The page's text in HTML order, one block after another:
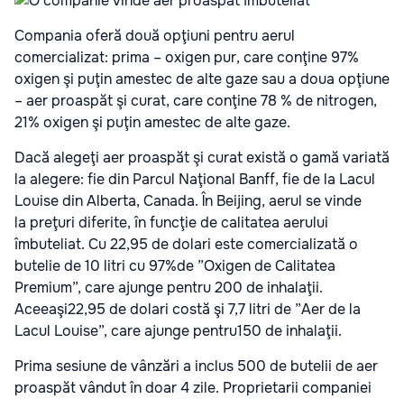
Compania oferă două opţiuni pentru aerul
comercializat: prima – oxigen pur, care conţine 97%
oxigen şi puţin amestec de alte gaze sau a doua opţiune
– aer proaspăt şi curat, care conţine 78 % de nitrogen,
21% oxigen şi puţin amestec de alte gaze.
Dacă alegeţi aer proaspăt şi curat există o gamă variată
la alegere: fie din Parcul Naţional Banff, fie de la Lacul
Louise din Alberta, Canada. În Beijing, aerul se vinde
la preţuri diferite, în funcţie de calitatea aerului
îmbuteliat. Cu 22,95 de dolari este comercializată o
butelie de 10 litri cu 97%de ”Oxigen de Calitatea
Premium”, care ajunge pentru 200 de inhalaţii.
Aceeaşi22,95 de dolari costă şi 7,7 litri de ”Aer de la
Lacul Louise”, care ajunge pentru150 de inhalaţii.
Prima sesiune de vânzări a inclus 500 de butelii de aer
proaspăt vândut în doar 4 zile. Proprietarii companiei